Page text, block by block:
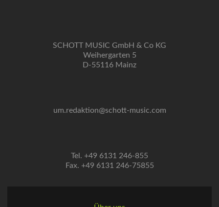
SCHOTT MUSIC GmbH & Co KG
Weihergarten 5
D-55116 Mainz
um.redaktion@schott-music.com
Tel. +49 6131 246-855
Fax. +49 6131 246-75855